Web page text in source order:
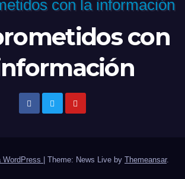
con
WordPress | Theme: News Live by Themeansar.